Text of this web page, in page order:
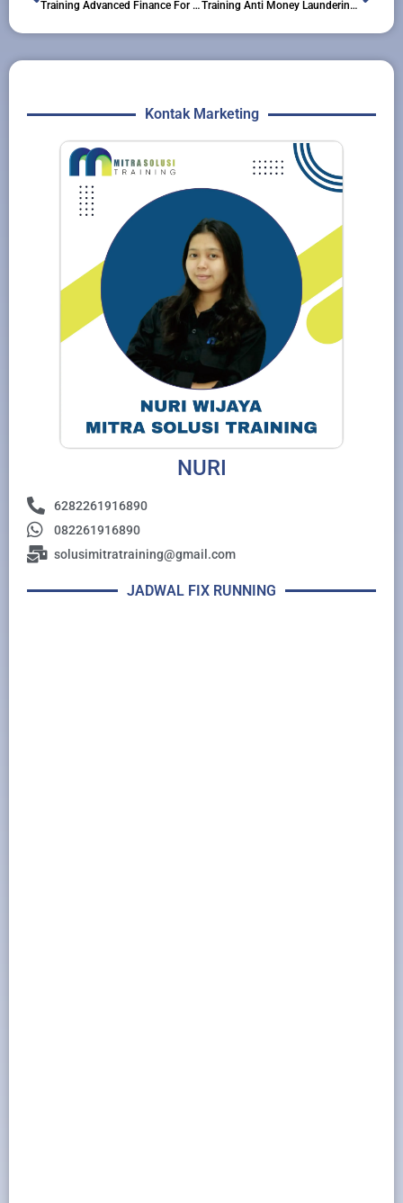
Training Advanced Finance For Non-Finance Training Anti Money Laundering And Laporan Transaksi Keuangan Kecurigaan
Kontak Marketing
NURI
6282261916890
082261916890
solusimitratraining@gmail.com
JADWAL FIX RUNNING